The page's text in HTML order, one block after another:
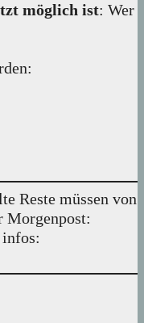
möglich ist: Wer
Reste müssen von
Morgenpost: